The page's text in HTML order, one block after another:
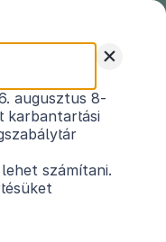
díj számításával
összefüggő
06. 30.
+
augusztus 8-
karbantartási
számítani.